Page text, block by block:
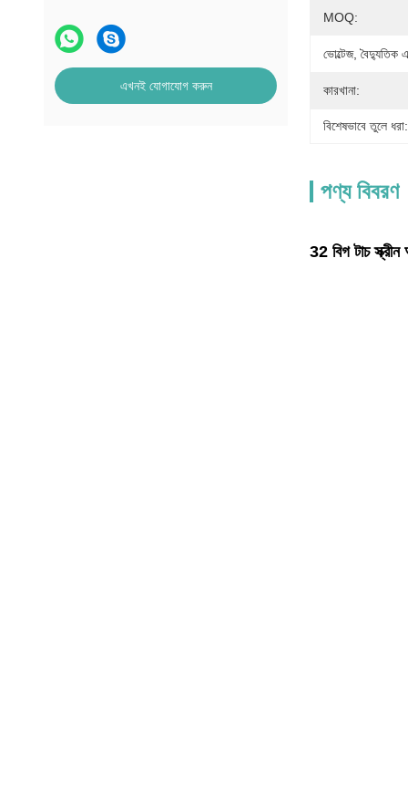
এখনই যোগাযোগ করুন
MOQ:
ভোল্টেজ, বৈদ্যুতিক
কারখানা:
বিশেষভাবে তুলে ধরা:
পণ্য বিবরণ
32 বিগ টাচ